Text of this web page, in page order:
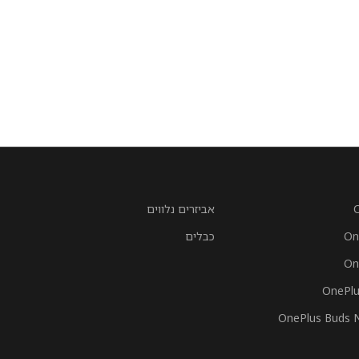
OnePlus Buds
אביזרים נלווים
כבלים